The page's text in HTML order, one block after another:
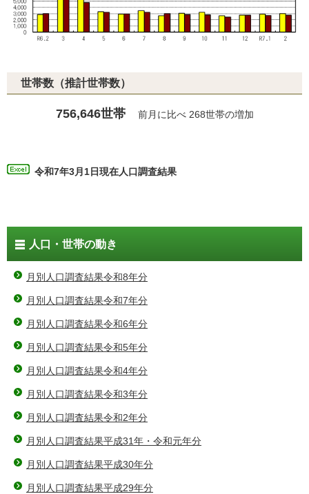
世帯数（推計世帯数）
756,646世帯 前月に比べ 268世帯の増加
令和7年3月1日現在人口調査結果
人口・世帯の動き
月別人口調査結果令和8年分
月別人口調査結果令和7年分
月別人口調査結果令和6年分
月別人口調査結果令和5年分
月別人口調査結果令和4年分
月別人口調査結果令和3年分
月別人口調査結果令和2年分
月別人口調査結果平成31年・令和元年分
月別人口調査結果平成30年分
月別人口調査結果平成29年分